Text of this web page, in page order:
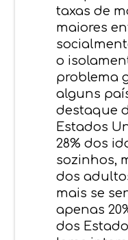
taxas de
maiores
o
problema
alguns
destaque
Estados
28% dos
sozinhos,
dos
mais se
apenas
dos